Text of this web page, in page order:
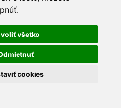
všetko
cookies